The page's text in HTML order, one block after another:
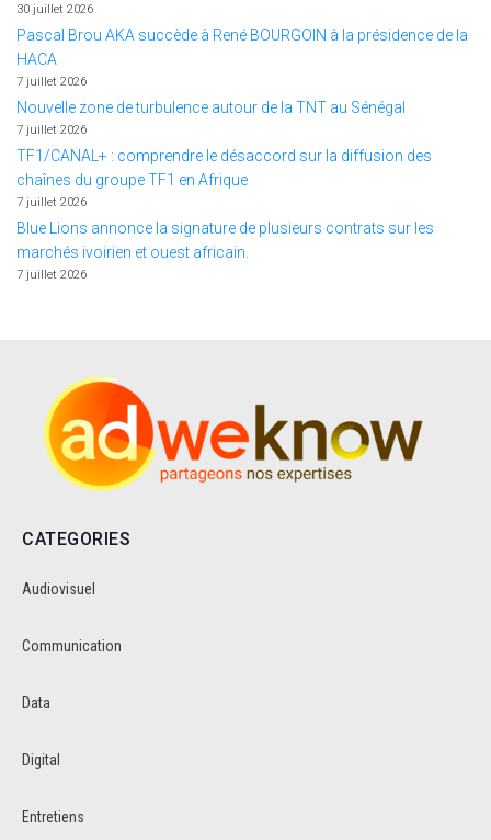
30 juillet 2026
Pascal Brou AKA succède à René BOURGOIN à la présidence de la
HACA
7 juillet 2026
Nouvelle zone de turbulence autour de la TNT au Sénégal
7 juillet 2026
TF1/CANAL+ : comprendre le désaccord sur la diffusion des
chaînes du groupe TF1 en Afrique
7 juillet 2026
Blue Lions annonce la signature de plusieurs contrats sur les
marchés ivoirien et ouest africain.
7 juillet 2026
CATEGORIES
Audiovisuel
Communication
Data
Digital
Entretiens